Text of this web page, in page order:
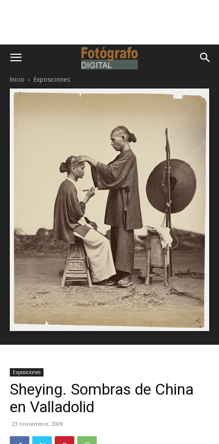
Inicio Exposiciones
Exposiciones
Sheying. Sombras de China
en Valladolid
23 noviembre, 2009